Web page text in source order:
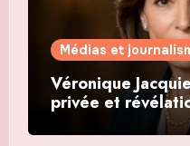
Médias et
Véronique
privée et